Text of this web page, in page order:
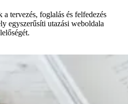
tervezés, foglalás és felfedezés
egyszerűsíti utazási weboldala